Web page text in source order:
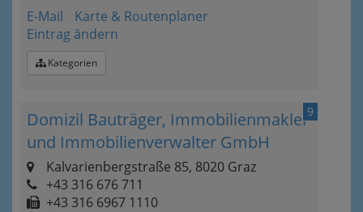
E-Mail
Karte & Routenplaner
Eintrag ändern
Kategorien
9
Domizil Bauträger, Immobilienmakler
und Immobilienverwalter GmbH
Kalvarienbergstraße 85, 8020 Graz
+43 316 676 711
+43 316 6967 1110